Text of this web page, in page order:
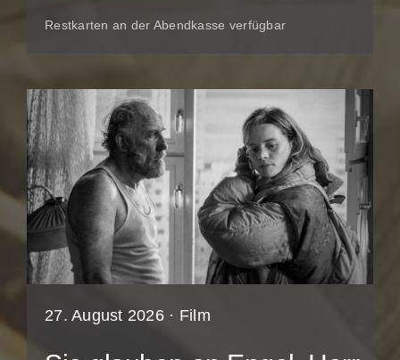
Restkarten an der Abendkasse verfügbar
27. August 2026 · Film